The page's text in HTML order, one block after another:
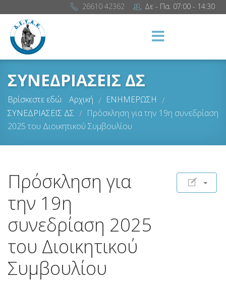
26610 42362 Δε - Πα. 07:00 - 14:30
ΣΥΝΕΔΡΙΑΣΕΙΣ ΔΣ
Βρίσκεστε εδώ: Αρχική / ΕΝΗΜΕΡΩΣΗ /
ΣΥΝΕΔΡΙΑΣΕΙΣ ΔΣ / Πρόσκληση για την 19η συνεδρίαση
2025 του Διοικητικού Συμβουλίου
Πρόσκληση για
την 19η
συνεδρίαση 2025
του Διοικητικού
Συμβουλίου